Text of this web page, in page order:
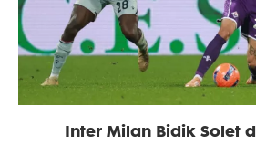
Inter Milan Bidik Solet